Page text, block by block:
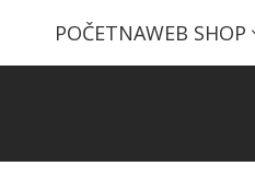
POČETNAWEB SHOP